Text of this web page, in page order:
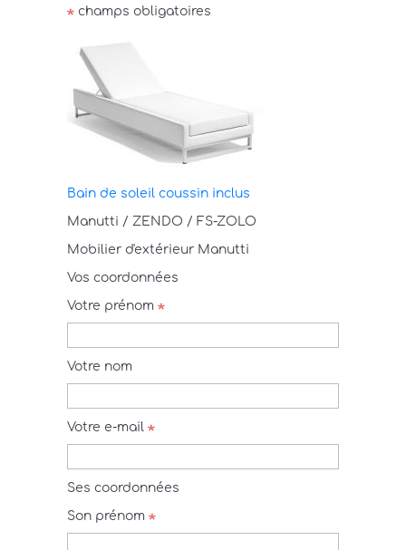
champs obligatoires
Bain de soleil coussin inclus
Manutti / ZENDO / FS-ZOLO
Mobilier d'extérieur Manutti
Vos coordonnées
Votre prénom
Votre nom
Votre e-mail
Ses coordonnées
Son prénom